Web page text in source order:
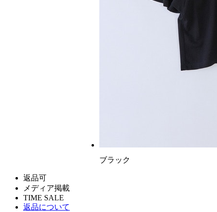
ブラック
返品可
メディア掲載
TIME SALE
返品について